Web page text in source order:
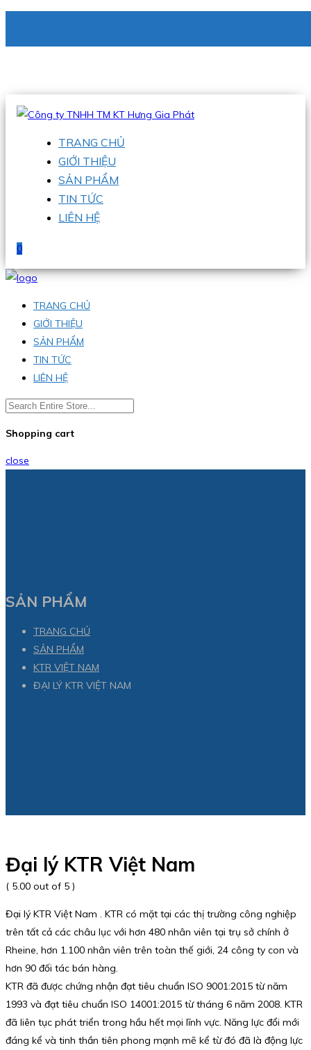
Hotline:0938 336 079
TRANG CHỦ
GIỚI THIỆU
SẢN PHẨM
TIN TỨC
LIÊN HỆ
0
TRANG CHỦ
GIỚI THIỆU
SẢN PHẨM
TIN TỨC
LIÊN HỆ
Shopping cart
close
SẢN PHẨM
TRANG CHỦ
SẢN PHẨM
KTR VIỆT NAM
ĐẠI LÝ KTR VIỆT NAM
Đại lý KTR Việt Nam
( 5.00 out of 5 )
Đại lý KTR Việt Nam . KTR có mặt tại các thị trường công nghiệp
trên tất cả các châu lục với hơn 480 nhân viên tại trụ sở chính ở
Rheine, hơn 1.100 nhân viên trên toàn thế giới, 24 công ty con và
hơn 90 đối tác bán hàng.
KTR đã được chứng nhận đạt tiêu chuẩn ISO 9001:2015 từ năm
1993 và đạt tiêu chuẩn ISO 14001:2015 từ tháng 6 năm 2008. KTR
đã liên tục phát triển trong hầu hết mọi lĩnh vực. Năng lực đổi mới
đáng kể và tinh thần tiên phong mạnh mẽ kể từ đó đã là động lực